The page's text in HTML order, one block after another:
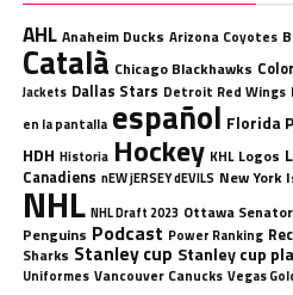
AHL Anaheim Ducks Arizona Coyotes
Català Chicago Blackhawks
Jackets Dallas Stars Detroit Red Wings
en la pantalla español Florida
HDH Historia Hockey KHL Logos
Canadiens nEW jERSEY dEVILS New York
NHL NHL Draft 2023 Ottawa
Penguins Podcast Power Ranking
Sharks Stanley cup Stanley cup
Uniformes Vancouver Canucks Vegas